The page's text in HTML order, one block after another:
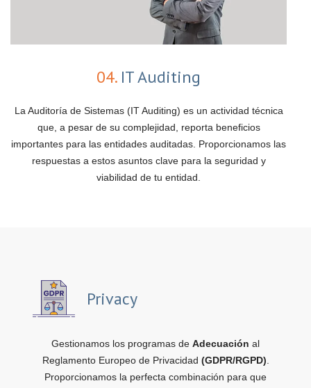
04.IT Auditing
La Auditoría de Sistemas (IT Auditing) es un actividad técnica
que, a pesar de su complejidad, reporta beneficios
importantes para las entidades auditadas. Proporcionamos las
respuestas a estos asuntos clave para la seguridad y
viabilidad de tu entidad.
Privacy
Gestionamos los programas de Adecuación al
Reglamento Europeo de Privacidad (GDPR/RGPD)
Proporcionamos la perfecta combinación para que